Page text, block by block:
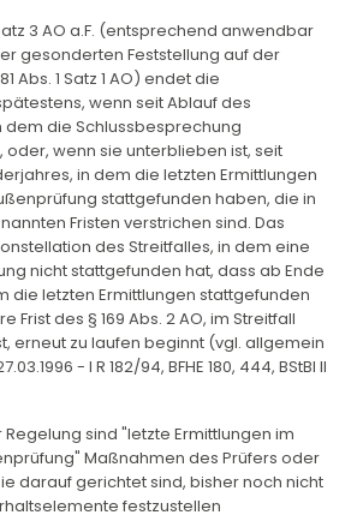
3 AO a.F. (entsprechend anwendbar
gesonderten Feststellung auf der
Abs. 1 Satz 1 AO) endet die
wenn seit Ablauf des
dem die Schlussbesprechung
wenn sie unterblieben ist, seit
in dem die letzten Ermittlungen
stattgefunden haben, die in
Fristen verstrichen sind. Das
des Streitfalles, in dem eine
nicht stattgefunden hat, dass ab Ende
die letzten Ermittlungen stattgefunden
Frist des § 169 Abs. 2 AO, im Streitfall
erneut zu laufen beginnt (vgl. allgemein
- I R 182/94, BFHE 180, 444, BStBl II
sind "letzte Ermittlungen im
Maßnahmen des Prüfers oder
darauf gerichtet sind, bisher noch nicht
festzustellen